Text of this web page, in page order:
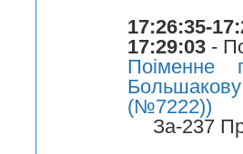
17:26:35-
17:29:03 -
Поіменне
(№7222))
За-237